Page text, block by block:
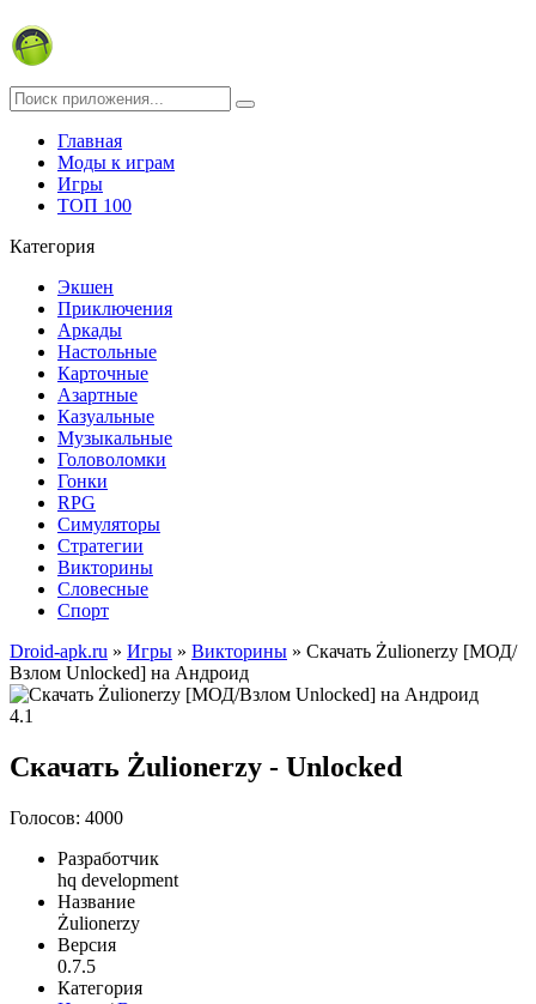
Главная
Моды к играм
Игры
ТОП 100
Категория
Экшен
Приключения
Аркады
Настольные
Карточные
Азартные
Казуальные
Музыкальные
Головоломки
Гонки
RPG
Симуляторы
Стратегии
Викторины
Словесные
Спорт
Droid-apk.ru » Игры » Викторины » Скачать Żulionerzy [МОД/
Взлом Unlocked] на Андроид
4.1
Скачать Żulionerzy - Unlocked
Голосов: 4000
Разработчик
hq development
Название
Żulionerzy
Версия
0.7.5
Категория